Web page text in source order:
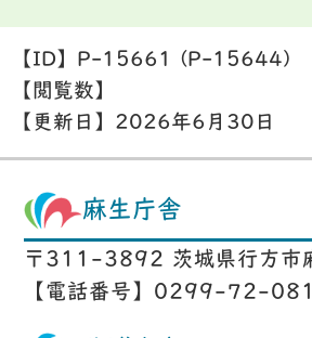
【ID】 P-15661 (P-15644)
【閲覧数】
【更新日】 2026年6月30日
麻生庁舎
〒311-3892 茨城県行方
【電話番号】0299-72-